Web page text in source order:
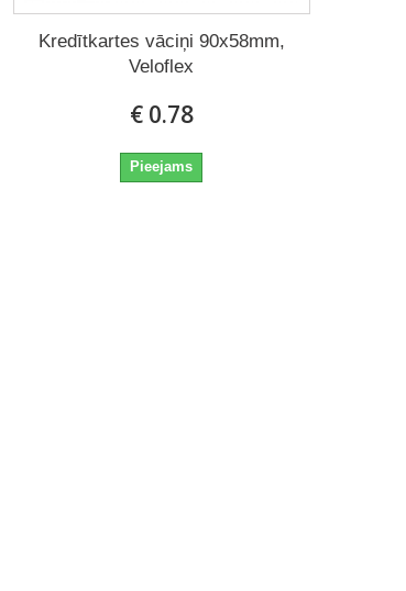
Kredītkartes vāciņi 90x58mm,
Veloflex
€ 0.78
Pieejams